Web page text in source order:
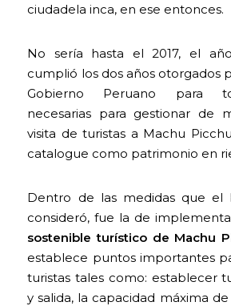
ciudadela inca, en ese entonces.
No sería hasta el 2017, el
cumplió los dos años otorgados
Gobierno Peruano para
necesarias para gestionar de
visita de turistas a Machu
catalogue como patrimonio en
Dentro de las medidas que el
consideró, fue la de
sostenible turístico de Machu
establece puntos importantes
turistas tales como: establecer
y salida, la capacidad máxima de